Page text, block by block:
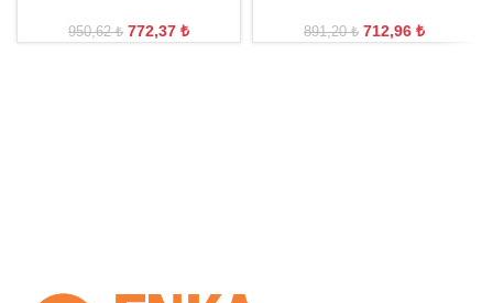
950,62₺ 772,37 ₺ 891,20₺ 712,96 ₺